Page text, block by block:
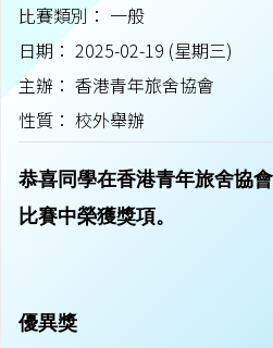
比賽類別： 一般
日期： 2025-02-19 (星期三)
主辦： 香港青年旅舍協會
性質： 校外舉辦
恭喜同學在香港青年旅舍協
比賽中榮獲獎項。
優異獎